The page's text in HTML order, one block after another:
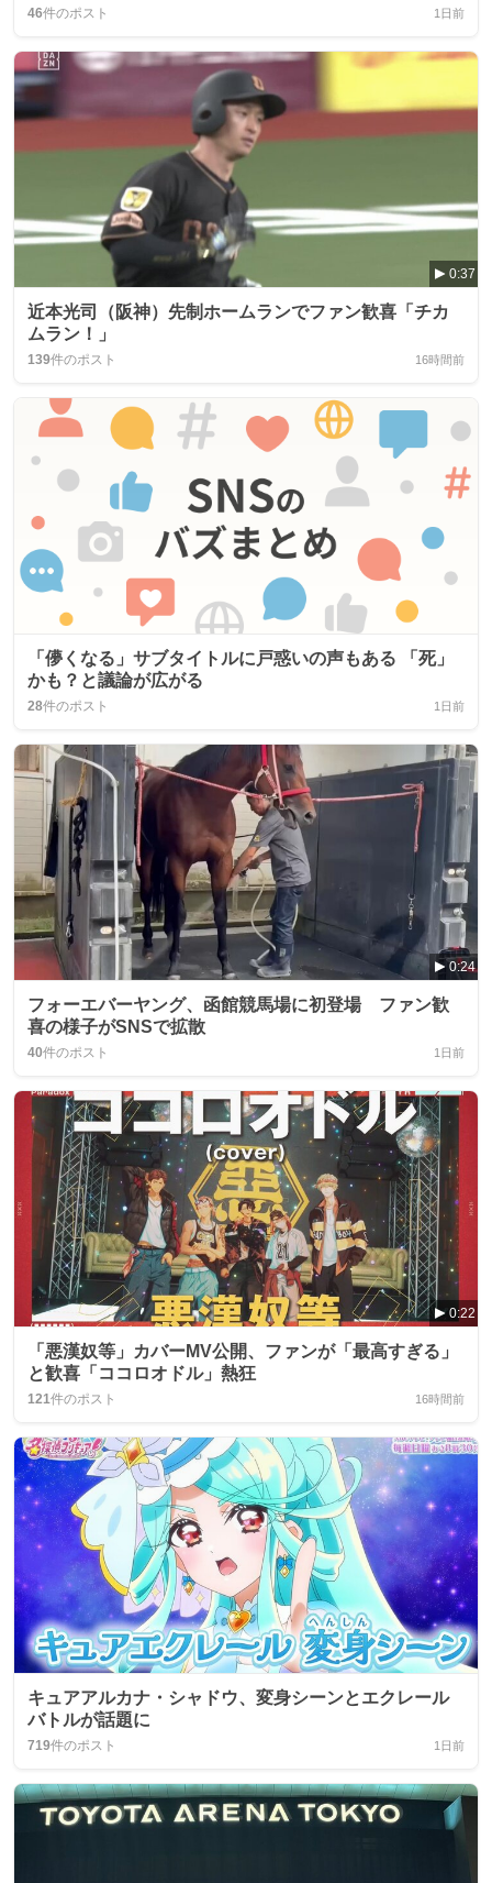
46件のポスト 1日前
0:37
近本光司（阪神）先制ホームランでファン歓喜「チカ
ムラン！」
139件のポスト 16時間前
「儚くなる」サブタイトルに戸惑いの声もある 「死」
かも？と議論が広がる
28件のポスト 1日前
0:24
フォーエバーヤング、函館競馬場に初登場 ファン歓
喜の様子がSNSで拡散
40件のポスト 1日前
0:22
「悪漢奴等」カバーMV公開、ファンが「最高すぎる」
と歓喜「ココロオドル」熱狂
121件のポスト 16時間前
キュアアルカナ・シャドウ、変身シーンとエクレール
バトルが話題に
719件のポスト 1日前